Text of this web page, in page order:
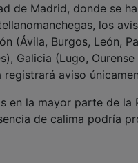
de Madrid, donde se
los
(Ávila, Burgos, León,
Galicia (Lugo,
aviso
en la mayor parte de
de calima podría